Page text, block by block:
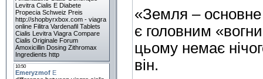
«Земля – основне
є головним
цьому немає
він.